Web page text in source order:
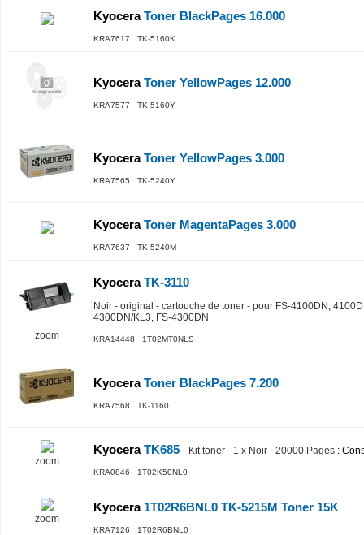
KyoceraToner BlackPages 16.000
KRA7617 TK-5160K
KyoceraToner YellowPages 12.000
KRA7577 TK-5160Y
KyoceraToner YellowPages 3.000
KRA7565 TK-5240Y
KyoceraToner MagentaPages 3.000
KRA7637 TK-5240M
zoom
KyoceraTK-3110
Noir - original - cartouche de toner - pour FS-4100DN,
4300DN/KL3, FS-4300DN
KRA14448 1T02MT0NLS
KyoceraToner BlackPages 7.200
KRA7568 TK-1160
zoom
KyoceraTK685 - Kit toner - 1 x Noir - 20000 Pages :
KRA0846 1T02K50NL0
zoom
Kyocera1T02R6BNL0 TK-5215M Toner 15K
KRA7126 1T02R6BNL0